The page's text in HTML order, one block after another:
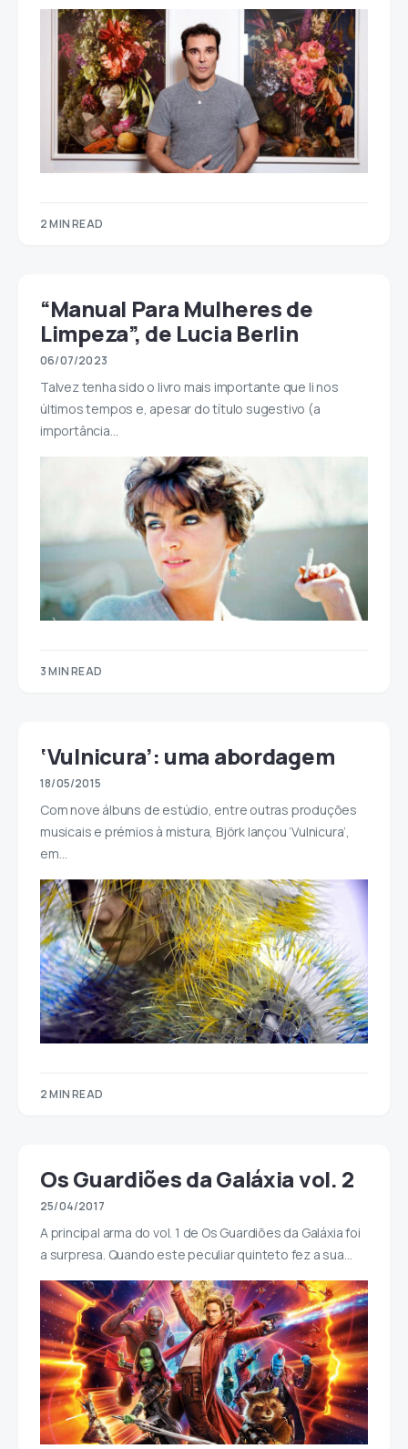
2 MIN READ
“Manual Para Mulheres de
Limpeza”, de Lucia Berlin
06/07/2023
Talvez tenha sido o livro mais importante que li nos
últimos tempos e, apesar do título sugestivo (a
importância…
3 MIN READ
‘Vulnicura’: uma abordagem
18/05/2015
Com nove álbuns de estúdio, entre outras produções
musicais e prémios à mistura, Björk lançou ‘Vulnicura’,
em…
2 MIN READ
Os Guardiões da Galáxia vol. 2
25/04/2017
A principal arma do vol. 1 de Os Guardiões da Galáxia foi
a surpresa. Quando este peculiar quinteto fez a sua…